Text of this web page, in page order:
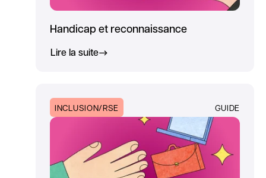
Handicap et reconnaissance
Lire la suite
INCLUSION/RSE GUIDE